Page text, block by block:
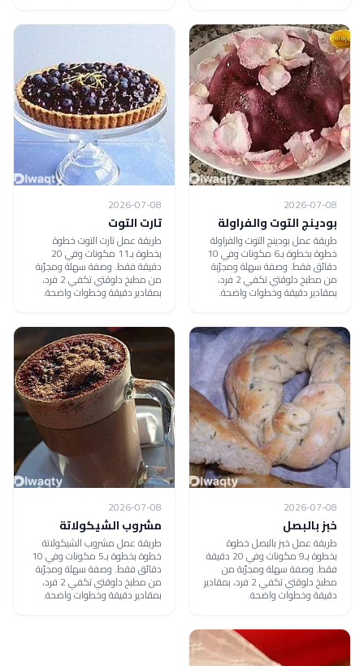
2026-07-08
بودينج التوت والفراولة
طريقة عمل بودينج التوت والفراولة
خطوة بخطوة بـ6 مكونات وفي 10
دقائق فقط. وصفة سهلة ومجرّبة
من مطبخ دلوقتي تكفي 2 فرد،
بمقادير دقيقة وخطوات واضحة.
2026-07-08
تارت التوت
طريقة عمل تارت التوت خطوة
بخطوة بـ11 مكونات وفي 20
دقيقة فقط. وصفة سهلة ومجرّبة
من مطبخ دلوقتي تكفي 2 فرد،
بمقادير دقيقة وخطوات واضحة.
2026-07-08
خبز بالبصل
طريقة عمل خبز بالبصل خطوة
بخطوة بـ9 مكونات وفي 20 دقيقة
فقط. وصفة سهلة ومجرّبة من
مطبخ دلوقتي تكفي 2 فرد، بمقادير
دقيقة وخطوات واضحة.
2026-07-08
مشروب الشيكولاتة
طريقة عمل مشروب الشيكولاتة
خطوة بخطوة بـ5 مكونات وفي 10
دقائق فقط. وصفة سهلة ومجرّبة
من مطبخ دلوقتي تكفي 2 فرد،
بمقادير دقيقة وخطوات واضحة.